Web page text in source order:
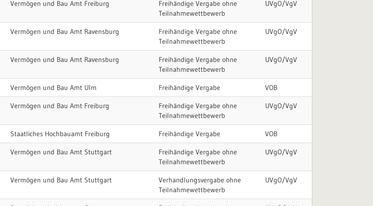
Vermögen und Bau Amt Freiburg
Freihändige Vergabe ohne
Teilnahmewettbewerb
UVgO/VgV
Vermögen und Bau Amt Ravensburg
Freihändige Vergabe ohne
Teilnahmewettbewerb
UVgO/VgV
Vermögen und Bau Amt Ravensburg
Freihändige Vergabe ohne
Teilnahmewettbewerb
UVgO/VgV
Vermögen und Bau Amt Ulm Freihändige Vergabe VOB
Vermögen und Bau Amt Freiburg
Freihändige Vergabe ohne
Teilnahmewettbewerb
UVgO/VgV
Staatliches Hochbauamt Freiburg Freihändige Vergabe VOB
Vermögen und Bau Amt Stuttgart
Freihändige Vergabe ohne
Teilnahmewettbewerb
UVgO/VgV
Vermögen und Bau Amt Stuttgart
Verhandlungsvergabe ohne
Teilnahmewettbewerb
UVgO/VgV